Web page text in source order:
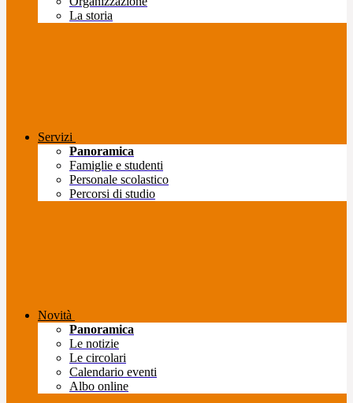
La storia
Servizi
Panoramica
Famiglie e studenti
Personale scolastico
Percorsi di studio
Novità
Panoramica
Le notizie
Le circolari
Calendario eventi
Albo online